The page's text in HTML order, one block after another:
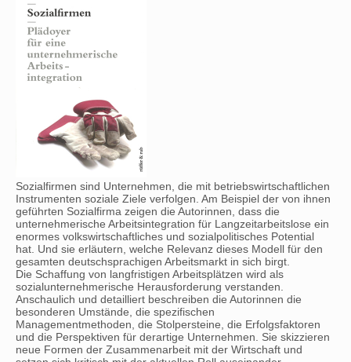
Sozialfirmen sind Unternehmen, die mit betriebswirtschaftlichen
Instrumenten soziale Ziele verfolgen. Am Beispiel der von ihnen
geführten Sozialfirma zeigen die Autorinnen, dass die
unternehmerische Arbeitsintegration für Langzeitarbeitslose ein
enormes volkswirtschaftliches und sozialpolitisches Potential
hat. Und sie erläutern, welche Relevanz dieses Modell für den
gesamten deutschsprachigen Arbeitsmarkt in sich birgt.
Die Schaffung von langfristigen Arbeitsplätzen wird als
sozialunternehmerische Herausforderung verstanden.
Anschaulich und detailliert beschreiben die Autorinnen die
besonderen Umstände, die spezifischen
Managementmethoden, die Stolpersteine, die Erfolgsfaktoren
und die Perspektiven für derartige Unternehmen. Sie skizzieren
neue Formen der Zusammenarbeit mit der Wirtschaft und